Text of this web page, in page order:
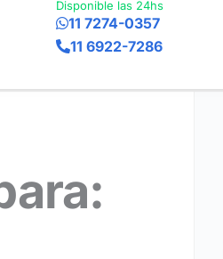
Disponible las 24hs
11 7274-0357
11 6922-7286